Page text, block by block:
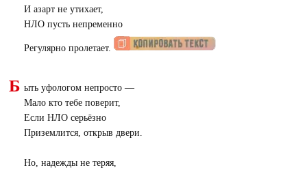
И азарт не утихает,
НЛО пусть непременно
Регулярно пролетает.
Б ыть уфологом непросто —
Мало кто тебе поверит,
Если НЛО серьёзно
Приземлится, открыв двери.
Но, надежды не теряя,